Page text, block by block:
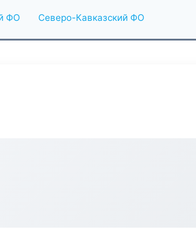
ФО Северо-Кавказский ФО